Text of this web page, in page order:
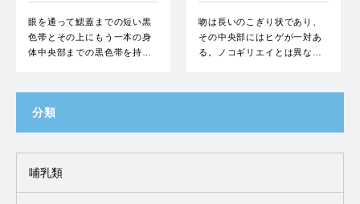
眼を通って鰓蓋までの短い黒
色帯とその上にもう一本の身
体中央部までの黒色帯を持…
吻は長いのこぎり状であり、
その中央部にはヒゲが一対あ
る。ノコギリエイとは異な…
分類
哺乳類